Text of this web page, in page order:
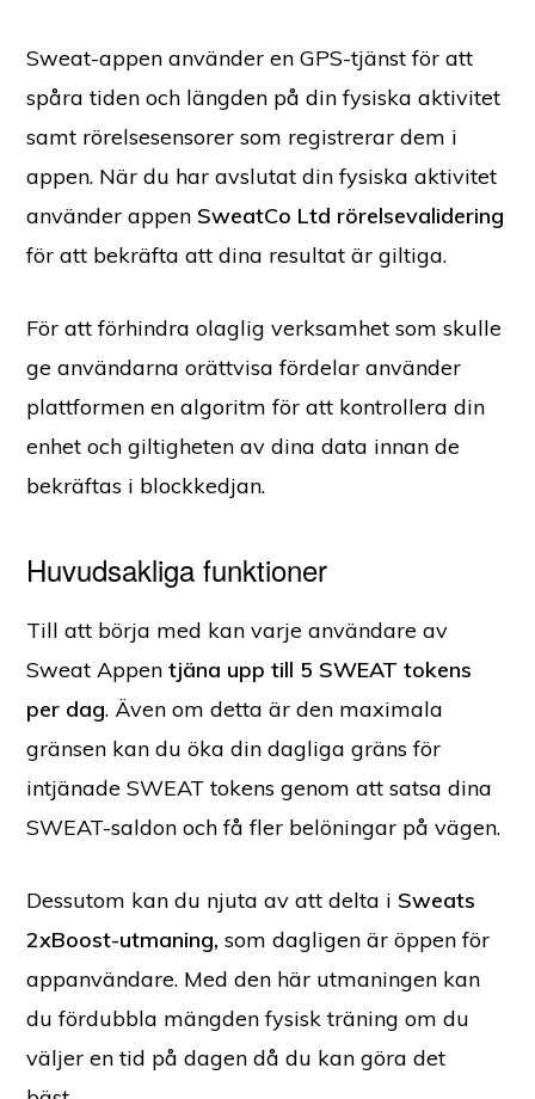
Sweat-appen använder en GPS-tjänst för att
spåra tiden och längden på din fysiska aktivitet
samt rörelsesensorer som registrerar dem i
appen. När du har avslutat din fysiska aktivitet
använder appen SweatCo Ltd rörelsevalidering
för att bekräfta att dina resultat är giltiga.
För att förhindra olaglig verksamhet som skulle
ge användarna orättvisa fördelar använder
plattformen en algoritm för att kontrollera din
enhet och giltigheten av dina data innan de
bekräftas i blockkedjan.
Huvudsakliga funktioner
Till att börja med kan varje användare av
Sweat Appentjäna upp till 5 SWEAT tokens
per dag. Även om detta är den maximala
gränsen kan du öka din dagliga gräns för
intjänade SWEAT tokens genom att satsa dina
SWEAT-saldon och få fler belöningar på vägen.
Dessutom kan du njuta av att delta i Sweats
2xBoost-utmaning, som dagligen är öppen för
appanvändare. Med den här utmaningen kan
du fördubbla mängden fysisk träning om du
väljer en tid på dagen då du kan göra det